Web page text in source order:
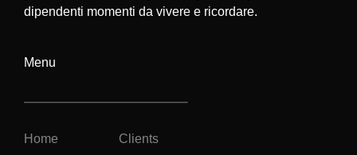
dipendenti momenti da vivere e ricordare.
Menu
Home Clients